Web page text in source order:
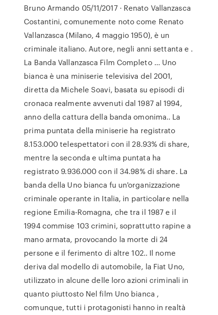
Bruno Armando 05/11/2017 · Renato Vallanzasca
Costantini, comunemente noto come Renato
Vallanzasca (Milano, 4 maggio 1950), è un
criminale italiano. Autore, negli anni settanta e .
La Banda Vallanzasca Film Completo … Uno
bianca è una miniserie televisiva del 2001,
diretta da Michele Soavi, basata su episodi di
cronaca realmente avvenuti dal 1987 al 1994,
anno della cattura della banda omonima.. La
prima puntata della miniserie ha registrato
8.153.000 telespettatori con il 28.93% di share,
mentre la seconda e ultima puntata ha
registrato 9.936.000 con il 34.98% di share. La
banda della Uno bianca fu un'organizzazione
criminale operante in Italia, in particolare nella
regione Emilia-Romagna, che tra il 1987 e il
1994 commise 103 crimini, soprattutto rapine a
mano armata, provocando la morte di 24
persone e il ferimento di altre 102.. Il nome
deriva dal modello di automobile, la Fiat Uno,
utilizzato in alcune delle loro azioni criminali in
quanto piuttosto Nel film Uno bianca ,
comunque, tutti i protagonisti hanno in realtà